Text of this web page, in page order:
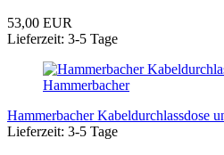
53,00 EUR
Lieferzeit: 3-5 Tage
Hammerbacher
Hammerbacher Kabeldurchlassdose
Lieferzeit: 3-5 Tage